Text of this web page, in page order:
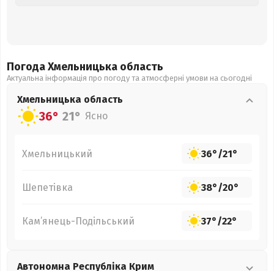
Погода Хмельницька область
Актуальна інформація про погоду та атмосферні умови на сьогодні
Хмельницька область
36° 21° Ясно
Хмельницький 36°/21°
Шепетівка 38°/20°
Кам’янець-Подільський 37°/22°
Автономна Республіка Крим